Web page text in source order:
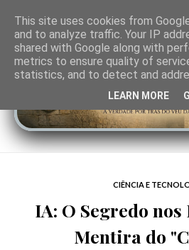
CIÊNCIA E
IA: O Segredo nos
Mentira do
This site uses cookies from
and to analyze traffic. Your IP
shared with Google along with
metrics to ensure quality of
statistics, and to detect and
LEARN MORE